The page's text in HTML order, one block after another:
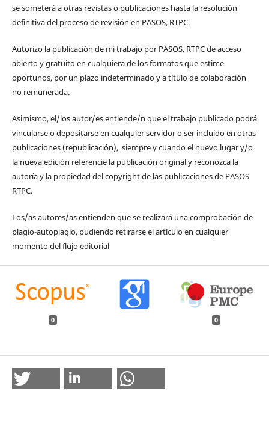
se someterá a otras revistas o publicaciones hasta la resolución
definitiva del proceso de revisión en PASOS, RTPC.
Autorizo la publicación de mi trabajo por PASOS, RTPC de acceso
abierto y gratuito en cualquiera de los formatos que estime
oportunos, por un plazo indeterminado y a título de colaboración
no remunerada.
Asimismo, el/los autor/es entiende/n que el trabajo publicado podrá
vincularse o depositarse en cualquier servidor o ser incluido en otras
publicaciones (republicación), siempre y cuando el nuevo lugar y/o
la nueva edición referencie la publicación original y reconozca la
autoría y la propiedad del copyright de las publicaciones de PASOS
RTPC.
Los/as autores/as entienden que se realizará una comprobación de
plagio-autoplagio, pudiendo retirarse el artículo en cualquier
momento del flujo editorial
0 0